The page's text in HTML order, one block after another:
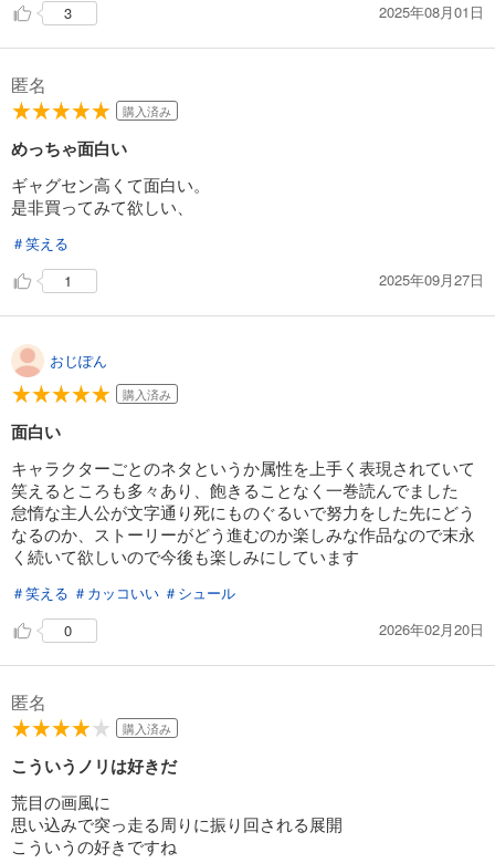
3 2025年08月01日
匿名
購入済み
めっちゃ面白い
ギャグセン高くて面白い。
是非買ってみて欲しい、
＃笑える
1
2025年09月27日
おじぽん
購入済み
面白い
キャラクターごとのネタというか属性を上手く表現されていて
笑えるところも多々あり、飽きることなく一巻読んでました
怠惰な主人公が文字通り死にものぐるいで努力をした先にどう
なるのか、ストーリーがどう進むのか楽しみな作品なので末永
く続いて欲しいので今後も楽しみにしています
＃笑える ＃カッコいい ＃シュール
0
2026年02月20日
匿名
購入済み
こういうノリは好きだ
荒目の画風に
思い込みで突っ走る周りに振り回される展開
こういうの好きですね